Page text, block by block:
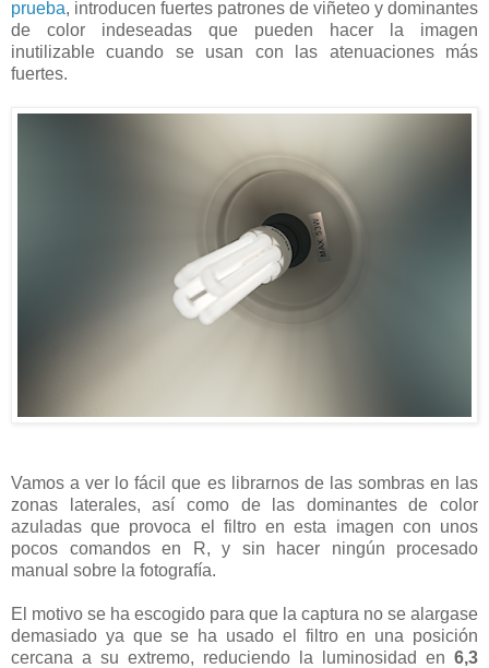
prueba, introducen fuertes patrones de viñeteo y dominantes
de color indeseadas que pueden hacer la imagen
inutilizable cuando se usan con las atenuaciones más
fuertes.
Vamos a ver lo fácil que es librarnos de las sombras en las
zonas laterales, así como de las dominantes de color
azuladas que provoca el filtro en esta imagen con unos
pocos comandos en R, y sin hacer ningún procesado
manual sobre la fotografía.
El motivo se ha escogido para que la captura no se alargase
demasiado ya que se ha usado el filtro en una posición
cercana a su extremo, reduciendo la luminosidad en 6,3